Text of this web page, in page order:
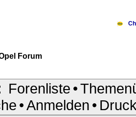
Forum
Forenliste •
•Anmelden •